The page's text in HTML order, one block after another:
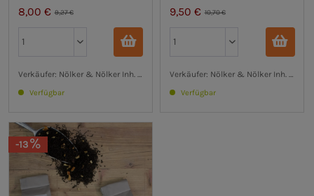
9,27 €
8,00 €
Verkäufer: Nölker & Nölker Inh. Hendrik Nölker e.K.
Verfügbar
Teestunde
10,70 €
9,50 €
Verkäufer: Nölker & Nölker Inh.
Verfügbar
-13